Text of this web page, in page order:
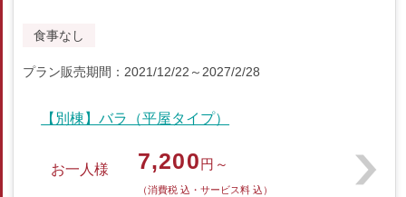
食事なし
プラン販売期間：2021/12/22～2027/2/28
【別棟】バラ（平屋タイプ）
お一人様 7,200円～
（消費税 込・サービス料 込）